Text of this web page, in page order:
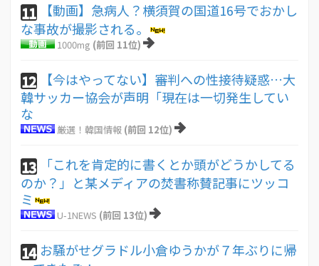
11
【動画】急病人？横須賀の国道16号でおかし
な事故が撮影される。
1000mg (前回 11位)
12
【今はやってない】審判への性接待疑惑…大
韓サッカー協会が声明「現在は一切発生してい
な
厳選！韓国情報 (前回 12位)
13
「これを肯定的に書くとか頭がどうかしてる
のか？」と某メディアの焚書称賛記事にツッコ
ミ
U-1NEWS (前回 13位)
14 お騒がせグラドル小倉ゆうかが７年ぶりに帰